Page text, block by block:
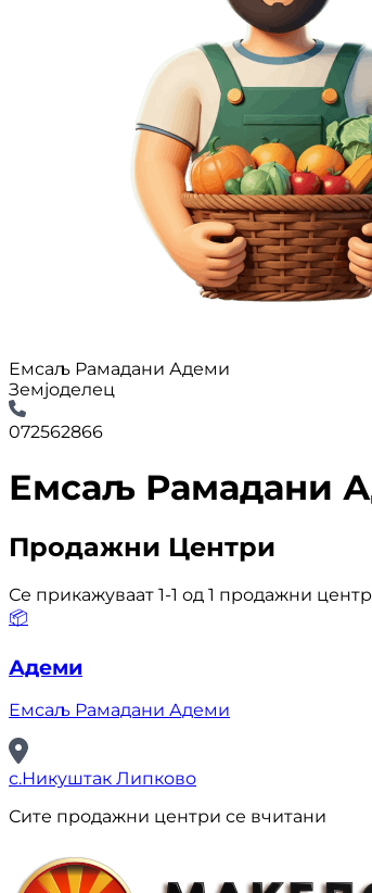
Емсаљ Рамадани Адеми
Земјоделец
072562866
Емсаљ Рамадани
Продажни Центри
Се прикажуваат 1-1 од 1 продажни
📦
Адеми
Емсаљ Рамадани Адеми
с.Никуштак Липково
Сите продажни центри се вчитани